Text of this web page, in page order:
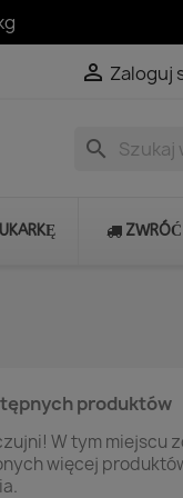
 Zaloguj
search
produktów
W tym miejscu
więcej